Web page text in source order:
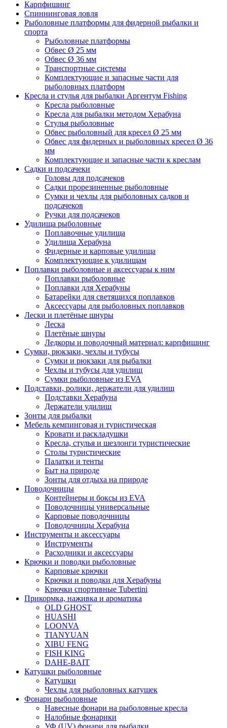
Карпфишинг
Спиннинговая ловля
Рыболовные платформы для фидерной рыбалки и
спорта
Рыболовные платформы
Обвес Ø 25 мм
Обвес Ø 36 мм
Транспортные системы
Комплектующие и запасные части для
рыболовных платформ
Кресла и стулья для рыбалки Аргентум Fishing
Кресла рыболовные
Кресла для рыбалки методом Херабуна
Стулья рыболовные
Обвес рыболовный для кресел Ø 25 мм
Обвес для фидерных и рыболовных кресел Ø 36
мм
Комплектующие и запасные части к креслам
Садки и подсачеки
Головы для подсачеков
Садки прорезиненные рыболовные
Сумки и чехлы для рыболовных садков и
подсачеков
Ручки для подсачеков
Удилища рыболовные
Поплавочные удилища
Удилища Херабуна
Фидерные и карповые удилища
Комплектующие к удилищам
Поплавки рыболовные и аксессуары к ним
Поплавки рыболовные
Поплавки для Херабуны
Батарейки для светящихся поплавков
Аксессуары для рыболовных поплавков
Лески и плетёные шнуры
Леска
Плетёные шнуры
Ледкоры и поводочный материал: карпфишинг
Сумки, рюкзаки, чехлы и тубусы
Сумки и рюкзаки для рыбалки
Чехлы и тубусы для удилищ
Сумки рыболовные из EVA
Подставки, ролики, держатели для удилищ
Подставки Херабуна
Держатели удилищ
Зонты для рыбалки
Мебель кемпинговая и туристическая
Кровати и раскладушки
Кресла, стулья и шезлонги туристические
Столы туристические
Палатки и тенты
Быт на природе
Зонты для отдыха на природе
Поводочницы
Контейнеры и боксы из EVA
Поводочницы универсальные
Карповые поводочницы
Поводочницы Херабуна
Инструменты и аксессуары
Инструменты
Расходники и аксессуары
Крючки и поводки рыболовные
Карповые крючки
Крючки и поводки для Херабуны
Крючки спортивные Tubertini
Прикормка, наживка и ароматика
OLD GHOST
HUASHI
LOONVA
TIANYUAN
XIBU FENG
FISH KING
DAHE-BAIT
Катушки рыболовные
Катушки
Чехлы для рыболовных катушек
Фонари рыболовные
Навесные фонари на рыболовные кресла
Налобные фонарики